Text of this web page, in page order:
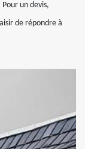
un devis,
de répondre à